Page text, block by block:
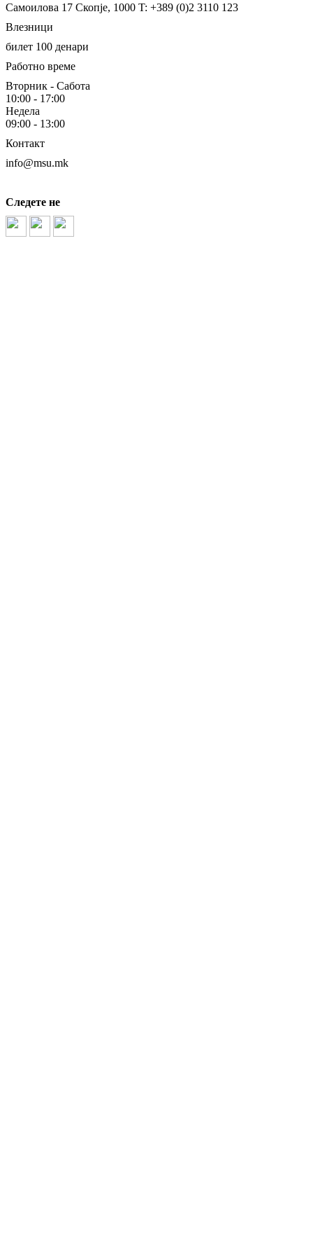
Самоилова 17 Скопје, 1000 T: +389 (0)2 3110 123
Влезници
билет 100 денари
Работно време
Вторник - Сабота
10:00 - 17:00
Недела
09:00 - 13:00
Контакт
info@msu.mk
Следете не